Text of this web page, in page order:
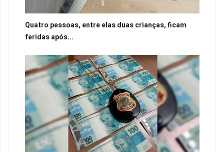
Quatro pessoas, entre elas duas crianças, ficam
feridas após...